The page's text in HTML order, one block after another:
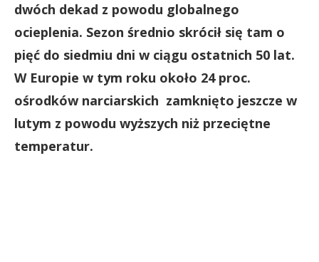
dwóch dekad z powodu globalnego
ocieplenia. Sezon średnio skrócił się tam o
pięć do siedmiu dni w ciągu ostatnich 50 lat.
W Europie w tym roku około 24 proc.
ośrodków narciarskich zamknięto jeszcze w
lutym z powodu wyższych niż przeciętne
temperatur.